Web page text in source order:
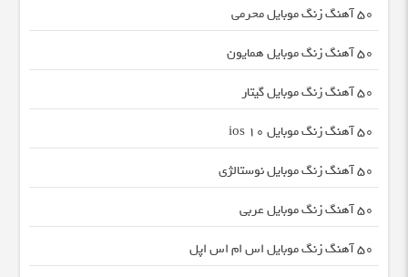
50 آهنگ زنگ موبایل محرمی
50 آهنگ زنگ موبایل همایون
50 آهنگ زنگ موبایل گیتار
50 آهنگ زنگ موبایل ios 10
50 آهنگ زنگ موبایل نوستالژی
50 آهنگ زنگ موبایل عربی
50 آهنگ زنگ موبایل اس ام اس اپل